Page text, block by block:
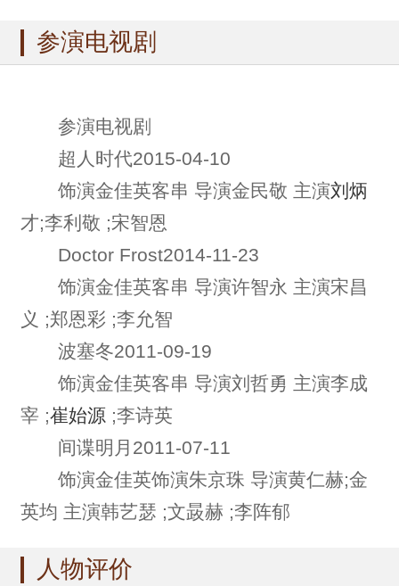
参演电视剧
参演电视剧
超人时代2015-04-10
饰演金佳英客串 导演金民敬 主演刘炳
才;李利敬 ;宋智恩
Doctor Frost2014-11-23
饰演金佳英客串 导演许智永 主演宋昌
义 ;郑恩彩 ;李允智
波塞冬2011-09-19
饰演金佳英客串 导演刘哲勇 主演李成
宰 ;崔始源;李诗英
间谍明月2011-07-11
饰演金佳英饰演朱京珠 导演黄仁赫;金
英均 主演韩艺瑟 ;文晸赫 ;李阵郁
人物评价